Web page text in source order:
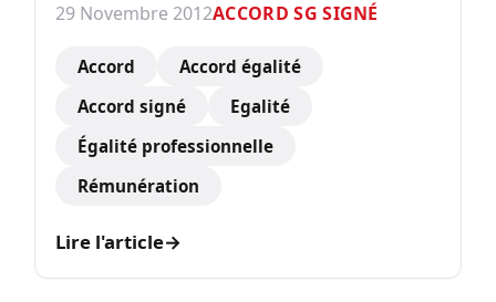
29 Novembre 2012ACCORD SG SIGNÉ
Accord
Accord égalité
Accord signé
Egalité
Égalité professionnelle
Rémunération
Lire l'article→